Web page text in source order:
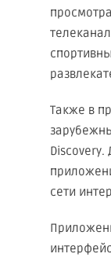
Также в
Discovery.
сети